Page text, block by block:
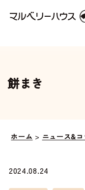
餅まき
ホーム > ニュース&コ
2024.08.24